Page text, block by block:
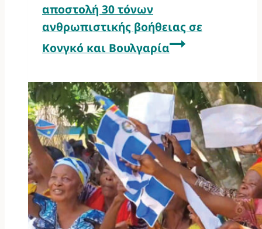
αποστολή 30 τόνων
ανθρωπιστικής βοήθειας σε
Κονγκό και Βουλγαρία